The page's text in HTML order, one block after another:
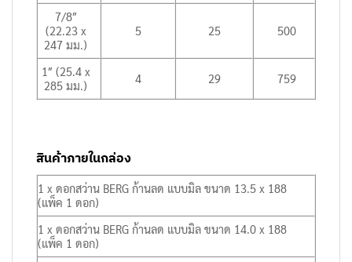
7/8″
(22.23 x
247 มม.)
5 25 500
1″ (25.4 x
285 มม.)
4 29 759
สินค้าภายในกล่อง
1 x ดอกสว่าน BERG ก้านลด แบบมิล ขนาด 13.5 x 188
(แพ็ค 1 ดอก)
1 x ดอกสว่าน BERG ก้านลด แบบมิล ขนาด 14.0 x 188
(แพ็ค 1 ดอก)